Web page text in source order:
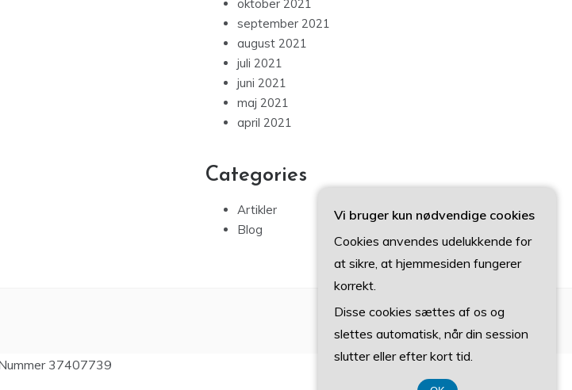
oktober 2021
september 2021
august 2021
juli 2021
juni 2021
maj 2021
april 2021
Categories
Artikler
Blog
37407739
Vi bruger kun nødvendige cookies
Cookies anvendes udelukkende for
at sikre, at hjemmesiden fungerer
korrekt.
Disse cookies sættes af os og
slettes automatisk, når din session
slutter eller efter kort tid.